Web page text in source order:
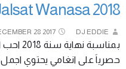
Wanasa 2018
28 2017 DJ EDDIE
حصرياَ على انغامي يحتوي